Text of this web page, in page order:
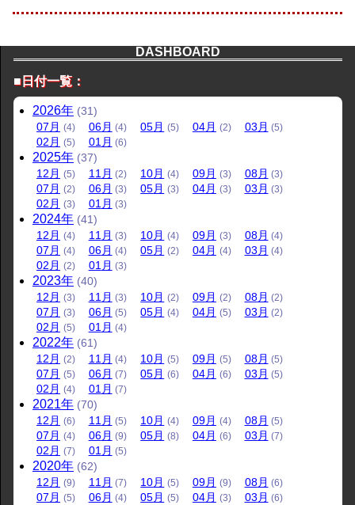
DASHBOARD
■日付一覧：
2026年 (31)
07月 (4) 06月 (4) 05月 (5) 04月 (2) 03月 (5)
02月 (5) 01月 (6)
2025年 (37)
12月 (5) 11月 (2) 10月 (4) 09月 (3) 08月 (3)
07月 (2) 06月 (3) 05月 (3) 04月 (3) 03月 (3)
02月 (3) 01月 (3)
2024年 (41)
12月 (4) 11月 (3) 10月 (4) 09月 (3) 08月 (4)
07月 (4) 06月 (4) 05月 (2) 04月 (4) 03月 (4)
02月 (2) 01月 (3)
2023年 (40)
12月 (3) 11月 (3) 10月 (2) 09月 (2) 08月 (2)
07月 (3) 06月 (5) 05月 (4) 04月 (5) 03月 (2)
02月 (5) 01月 (4)
2022年 (61)
12月 (2) 11月 (4) 10月 (5) 09月 (5) 08月 (5)
07月 (5) 06月 (7) 05月 (6) 04月 (6) 03月 (5)
02月 (4) 01月 (7)
2021年 (70)
12月 (6) 11月 (5) 10月 (4) 09月 (4) 08月 (5)
07月 (4) 06月 (9) 05月 (8) 04月 (6) 03月 (7)
02月 (7) 01月 (5)
2020年 (62)
12月 (9) 11月 (7) 10月 (5) 09月 (9) 08月 (6)
07月 (5) 06月 (4) 05月 (5) 04月 (3) 03月 (6)